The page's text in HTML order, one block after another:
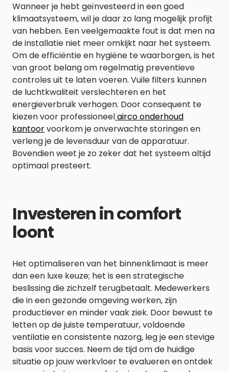
Wanneer je hebt geïnvesteerd in een goed
klimaatsysteem, wil je daar zo lang mogelijk profijt
van hebben. Een veelgemaakte fout is dat men na
de installatie niet meer omkijkt naar het systeem.
Om de efficiëntie en hygiëne te waarborgen, is het
van groot belang om regelmatig preventieve
controles uit te laten voeren. Vuile filters kunnen
de luchtkwaliteit verslechteren en het
energieverbruik verhogen. Door consequent te
kiezen voor professioneelairco onderhoud
kantoorvoorkom je onverwachte storingen en
verleng je de levensduur van de apparatuur.
Bovendien weet je zo zeker dat het systeem altijd
optimaal presteert.
Investeren in comfort
loont
Het optimaliseren van het binnenklimaat is meer
dan een luxe keuze; het is een strategische
beslissing die zichzelf terugbetaalt. Medewerkers
die in een gezonde omgeving werken, zijn
productiever en minder vaak ziek. Door bewust te
letten op de juiste temperatuur, voldoende
ventilatie en consistente nazorg, leg je een stevige
basis voor succes. Neem de tijd om de huidige
situatie op jouw werkvloer te evalueren en ontdek